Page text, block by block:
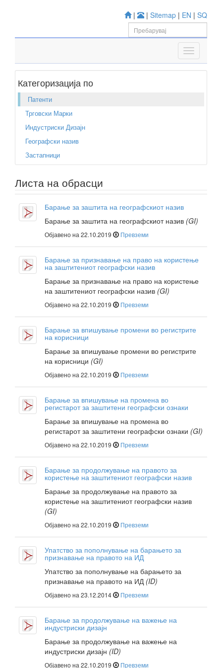
| | Sitemap | EN | SQ
Категоризација по
Патенти
Трговски Марки
Индустриски Дизајн
Географски назив
Застапници
Листа на обрасци
Барање за заштита на географскиот назив
Барање за заштита на географскиот назив (GI)
Објавено на 22.10.2019 Превземи
Барање за признавање на право на користење
на заштитениот географски назив
Барање за признавање на право на користење
на заштитениот географски назив (GI)
Објавено на 22.10.2019 Превземи
Барање за впишување промени во регистрите
на корисници
Барање за впишување промени во регистрите
на корисници (GI)
Објавено на 22.10.2019 Превземи
Барање за впишување на промена во
регистарот за заштитени географски ознаки
Барање за впишување на промена во
регистарот за заштитени географски ознаки (GI)
Објавено на 22.10.2019 Превземи
Барање за продолжување на правото за
користење на заштитениот географски назив
Барање за продолжување на правото за
користење на заштитениот географски назив
(GI)
Објавено на 22.10.2019 Превземи
Упатство за пополнување на барањето за
признавање на правото на ИД
Упатство за пополнување на барањето за
признавање на правото на ИД (ID)
Објавено на 23.12.2014 Превземи
Барање за продолжување на важење на
индустриски дизајн
Барање за продолжување на важење на
индустриски дизајн (ID)
Објавено на 22.10.2019 Превземи